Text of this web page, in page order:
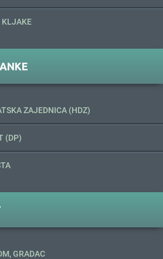
KLJAKE
ZAJEDNICA (HDZ)
(DP)
GRADAC